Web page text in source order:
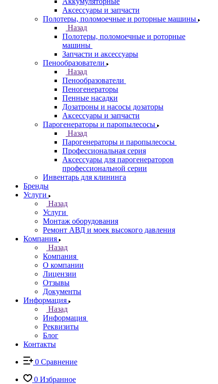
Аксессуары и запчасти
Полотеры, поломоечные и роторные машины
Назад
Полотеры, поломоечные и роторные
машины
Запчасти и аксессуары
Пенообразователи
Назад
Пенообразователи
Пеногенераторы
Пенные насадки
Дозатроны и насосы дозаторы
Аксессуары и запчасти
Парогенераторы и паропылесосы
Назад
Парогенераторы и паропылесосы
Профессиональная серия
Аксессуары для парогенераторов
профессиональной серии
Инвентарь для клининга
Бренды
Услуги
Назад
Услуги
Монтаж оборудования
Ремонт АВД и моек высокого давления
Компания
Назад
Компания
О компании
Лицензии
Отзывы
Документы
Информация
Назад
Информация
Реквизиты
Блог
Контакты
0 Сравнение
0 Избранное